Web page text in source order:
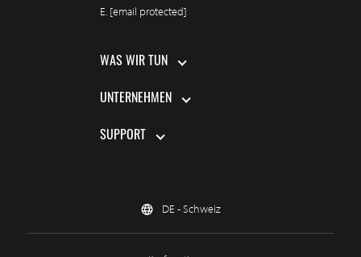
E. [email protected]
WAS WIR TUN
UNTERNEHMEN
SUPPORT
DE - Schweiz